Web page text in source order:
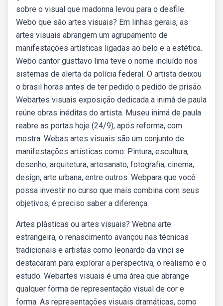
sobre o visual que madonna levou para o desfile.
Webo que são artes visuais? Em linhas gerais, as
artes visuais abrangem um agrupamento de
manifestações artísticas ligadas ao belo e a estética.
Webo cantor gusttavo lima teve o nome incluído nos
sistemas de alerta da polícia federal. O artista deixou
o brasil horas antes de ter pedido o pedido de prisão.
Webartes visuais exposição dedicada a inimá de paula
reúne obras inéditas do artista. Museu inimá de paula
reabre as portas hoje (24/9), após reforma, com
mostra. Webas artes visuais são um conjunto de
manifestações artísticas como: Pintura, escultura,
desenho, arquitetura, artesanato, fotografia, cinema,
design, arte urbana, entre outros. Webpara que você
possa investir no curso que mais combina com seus
objetivos, é preciso saber a diferença:
Artes plásticas ou artes visuais? Webna arte
estrangeira, o renascimento avançou nas técnicas
tradicionais e artistas como leonardo da vinci se
destacaram para explorar a perspectiva, o realismo e o
estudo. Webartes visuais é uma área que abrange
qualquer forma de representação visual de cor e
forma. As representações visuais dramáticas, como